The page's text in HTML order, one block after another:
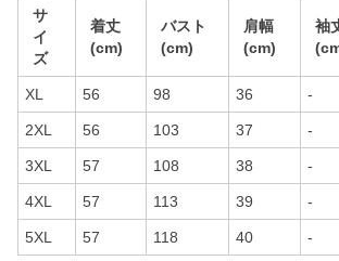
サ
イ
ズ
着丈
(cm)
バスト
(cm)
肩幅
(cm)
袖
XL 56 98 36 -
2XL 56 103 37 -
3XL 57 108 38 -
4XL 57 113 39 -
5XL 57 118 40 -